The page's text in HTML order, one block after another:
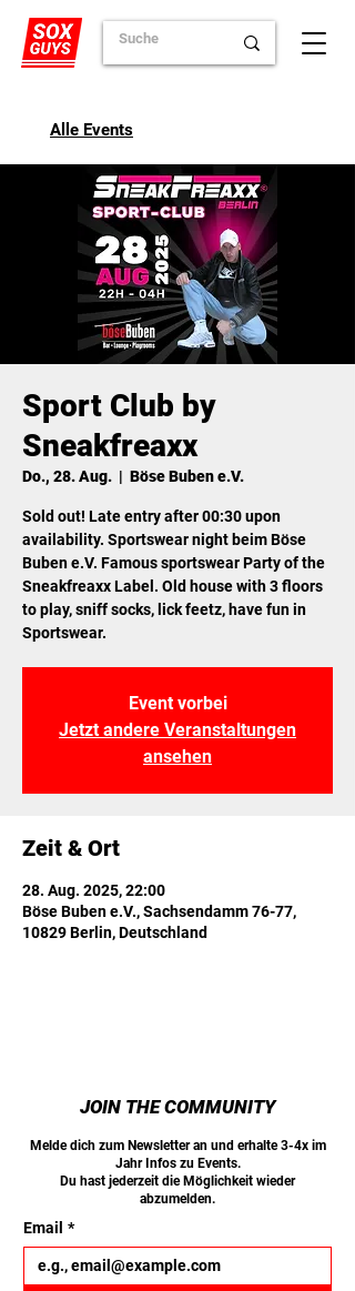
Alle Events
Sport Club by
Sneakfreaxx
Do., 28. Aug.
  |
Böse Buben e.V.
Sold out! Late entry after 00:30 upon
availability. Sportswear night beim Böse
Buben e.V. Famous sportswear Party of the
Sneakfreaxx Label. Old house with 3 floors
to play, sniff socks, lick feetz, have fun in
Sportswear.
Event vorbei
Jetzt andere Veranstaltungen
ansehen
Zeit & Ort
28. Aug. 2025, 22:00
Böse Buben e.V., Sachsendamm 76-77,
10829 Berlin, Deutschland
JOIN THE COMMUNITY
Melde dich zum Newsletter an und erhalte 3-4x im
Jahr Infos zu Events.
Du hast jederzeit die Möglichkeit wieder
abzumelden.
Email *